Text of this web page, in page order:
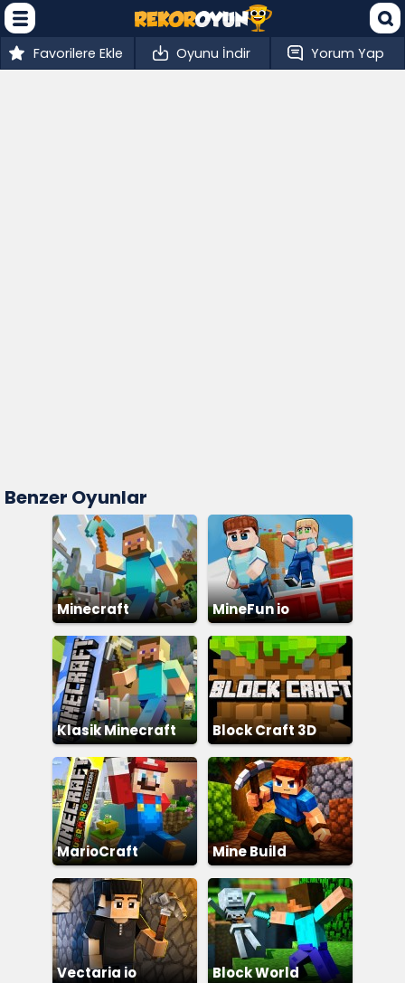
Favorilere Ekle Oyunu İndir Yorum Yap
Benzer Oyunlar
Minecraft MineFun io
Klasik Minecraft Block Craft 3D
MarioCraft Mine Build
Vectaria io Block World